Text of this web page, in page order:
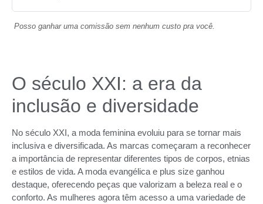
Posso ganhar uma comissão sem nenhum custo pra você.
O século XXI: a era da
inclusão e diversidade
No século XXI, a moda feminina evoluiu para se tornar mais
inclusiva e diversificada. As marcas começaram a reconhecer
a importância de representar diferentes tipos de corpos, etnias
e estilos de vida. A moda evangélica e plus size ganhou
destaque, oferecendo peças que valorizam a beleza real e o
conforto. As mulheres agora têm acesso a uma variedade de